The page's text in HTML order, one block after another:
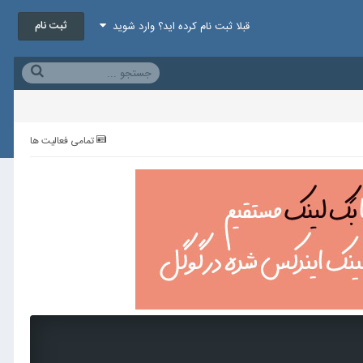
قبلا ثبت نام کرده اید؟ وارد شوید ثبت نام
تمامی فعالیت ها